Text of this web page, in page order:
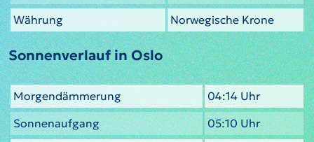
Währung
Norwegische Krone
Sonnenverlauf in Oslo
Morgendämmerung
04:14 Uhr
Sonnenaufgang
05:10 Uhr